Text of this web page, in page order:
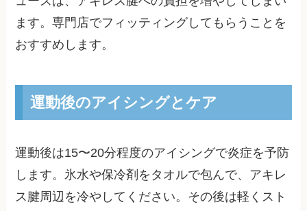
ます。専門店でフィッティングしてもらうことを
おすすめします。
運動後のアイシングとケア
運動後は15〜20分程度のアイシングで炎症を予防
します。氷水や保冷剤をタオルで包んで、アキレ
ス腱周辺を冷やしてください。その後は軽くスト